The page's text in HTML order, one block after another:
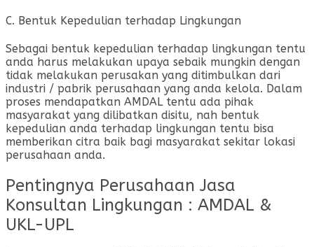
C. Bentuk Kepedulian terhadap Lingkungan
Sebagai bentuk kepedulian terhadap lingkungan tentu
anda harus melakukan upaya sebaik mungkin dengan
tidak melakukan perusakan yang ditimbulkan dari
industri / pabrik perusahaan yang anda kelola. Dalam
proses mendapatkan AMDAL tentu ada pihak
masyarakat yang dilibatkan disitu, nah bentuk
kepedulian anda terhadap lingkungan tentu bisa
memberikan citra baik bagi masyarakat sekitar lokasi
perusahaan anda.
Pentingnya Perusahaan Jasa
Konsultan Lingkungan : AMDAL &
UKL-UPL